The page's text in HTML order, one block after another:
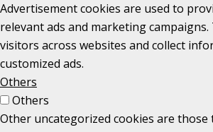
Advertisement cookies are used to
relevant ads and marketing
visitors across websites and collect
customized ads.
Others
Others
Other uncategorized cookies are